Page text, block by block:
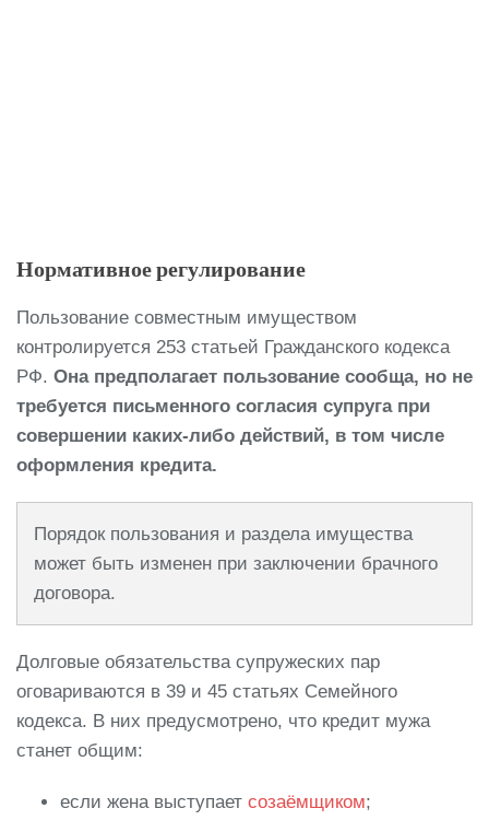
Нормативное регулирование
Пользование совместным имуществом
контролируется 253 статьей Гражданского кодекса
РФ. Она предполагает пользование сообща, но не
требуется письменного согласия супруга при
совершении каких-либо действий, в том числе
оформления кредита.
Порядок пользования и раздела имущества
может быть изменен при заключении брачного
договора.
Долговые обязательства супружеских пар
оговариваются в 39 и 45 статьях Семейного
кодекса. В них предусмотрено, что кредит мужа
станет общим:
если жена выступает созаёмщиком;